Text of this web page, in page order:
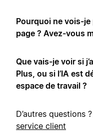
Pourquoi ne vois-
page ? Avez-vous
Que vais-je voir si
Plus, ou si l’IA est
espace de travail ?
D’autres questions ?
service client